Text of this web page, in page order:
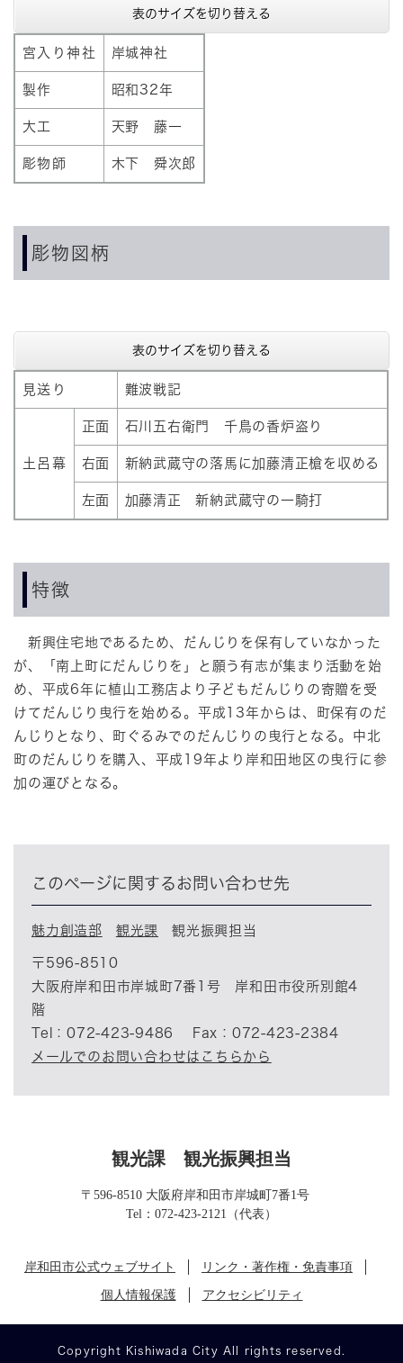
表のサイズを切り替える
宮入り神社 岸城神社
製作 昭和32年
大工 天野 藤一
彫物師 木下 舜次郎
彫物図柄
表のサイズを切り替える
見送り 難波戦記
土呂幕
正面 石川五右衛門 千鳥の香炉盗り
右面 新納武蔵守の落馬に加藤清正槍を収める
左面 加藤清正 新納武蔵守の一騎打
特徴
新興住宅地であるため、だんじりを保有していなかった
が、「南上町にだんじりを」と願う有志が集まり活動を始
め、平成6年に植山工務店より子どもだんじりの寄贈を受
けてだんじり曳行を始める。平成13年からは、町保有のだ
んじりとなり、町ぐるみでのだんじりの曳行となる。中北
町のだんじりを購入、平成19年より岸和田地区の曳行に参
加の運びとなる。
このページに関するお問い合わせ先
魅力創造部 観光課 観光振興担当
〒596-8510
大阪府岸和田市岸城町7番1号 岸和田市役所別館4
階
Tel：072-423-9486
Fax：072-423-2384
メールでのお問い合わせはこちらから
観光課 観光振興担当
〒596-8510 大阪府岸和田市岸城町7番1号
Tel：072-423-2121（代表）
岸和田市公式ウェブサイト リンク・著作権・免責事項
個人情報保護 アクセシビリティ
Copyright Kishiwada City All rights reserved.